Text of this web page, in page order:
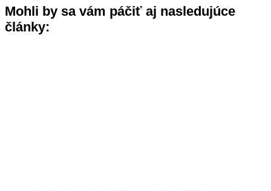
Mohli by sa vám páčiť aj nasledujúce
články: